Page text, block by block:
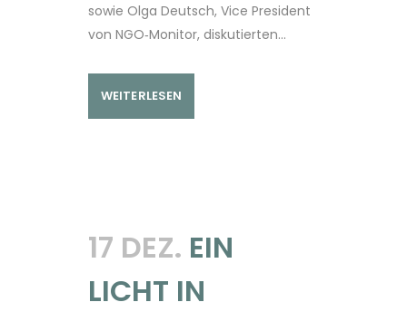
sowie Olga Deutsch, Vice President
von NGO‑Monitor, diskutierten...
WEITERLESEN
17 DEZ. EIN
LICHT IN